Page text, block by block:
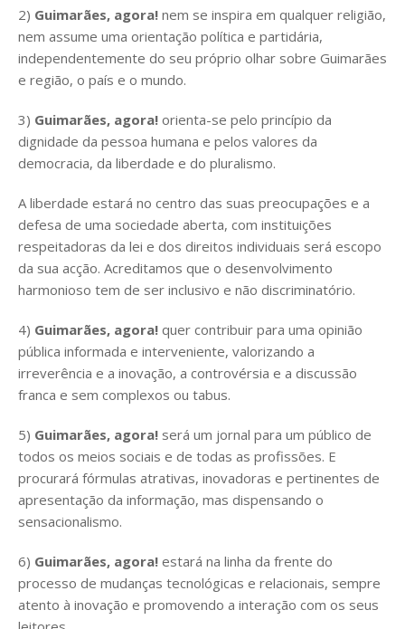
Guimarães, agora!
SUBSCREVA JÁ!
2) Guimarães, agora! nem se inspira em qualquer religião,
nem assume uma orientação política e partidária,
independentemente do seu próprio olhar sobre Guimarães
e região, o país e o mundo.
3) Guimarães, agora! orienta-se pelo princípio da
dignidade da pessoa humana e pelos valores da
democracia, da liberdade e do pluralismo.
A liberdade estará no centro das suas preocupações e a
defesa de uma sociedade aberta, com instituições
respeitadoras da lei e dos direitos individuais será escopo
da sua acção. Acreditamos que o desenvolvimento
harmonioso tem de ser inclusivo e não discriminatório.
4) Guimarães, agora! quer contribuir para uma opinião
pública informada e interveniente, valorizando a
irreverência e a inovação, a controvérsia e a discussão
franca e sem complexos ou tabus.
5) Guimarães, agora! será um jornal para um público de
todos os meios sociais e de todas as profissões. E
procurará fórmulas atrativas, inovadoras e pertinentes de
apresentação da informação, mas dispensando o
sensacionalismo.
6) Guimarães, agora! estará na linha da frente do
processo de mudanças tecnológicas e relacionais, sempre
atento à inovação e promovendo a interação com os seus